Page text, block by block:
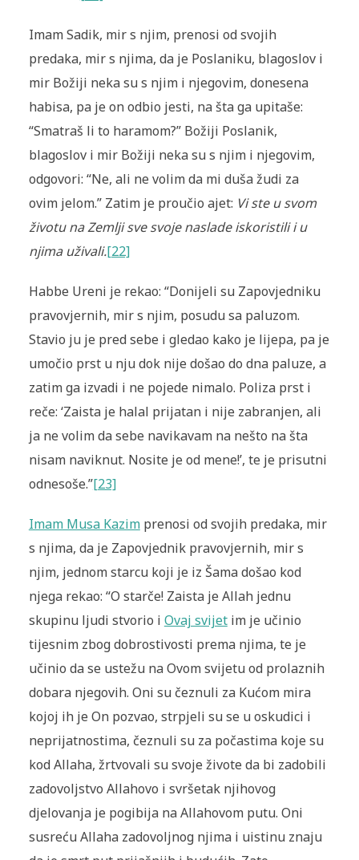
Imam Sadik, mir s njim, prenosi od svojih
predaka, mir s njima, da je Poslaniku, blagoslov i
mir Božiji neka su s njim i njegovim, donesena
habisa, pa je on odbio jesti, na šta ga upitaše:
“Smatraš li to haramom?” Božiji Poslanik,
blagoslov i mir Božiji neka su s njim i njegovim,
odgovori: “Ne, ali ne volim da mi duša žudi za
ovim jelom.” Zatim je proučio ajet: Vi ste u svom
životu na Zemlji sve svoje naslade iskoristili i u
njima uživali.[22]
Habbe Ureni je rekao: “Donijeli su Zapovjedniku
pravovjernih, mir s njim, posudu sa paluzom.
Stavio ju je pred sebe i gledao kako je lijepa, pa je
umočio prst u nju dok nije došao do dna paluze, a
zatim ga izvadi i ne pojede nimalo. Poliza prst i
reče: ‘Zaista je halal prijatan i nije zabranjen, ali
ja ne volim da sebe navikavam na nešto na šta
nisam naviknut. Nosite je od mene!’, te je prisutni
odnesoše.”[23]
Imam Musa Kazimprenosi od svojih predaka, mir
s njima, da je Zapovjednik pravovjernih, mir s
njim, jednom starcu koji je iz Šama došao kod
njega rekao: “O starče! Zaista je Allah jednu
skupinu ljudi stvorio i Ovaj svijetim je učinio
tijesnim zbog dobrostivosti prema njima, te je
učinio da se ustežu na Ovom svijetu od prolaznih
dobara njegovih. Oni su čeznuli za Kućom mira
kojoj ih je On pozvao, strpjeli su se u oskudici i
neprijatnostima, čeznuli su za počastima koje su
kod Allaha, žrtvovali su svoje živote da bi zadobili
zadovoljstvo Allahovo i svršetak njihovog
djelovanja je pogibija na Allahovom putu. Oni
susreću Allaha zadovoljnog njima i uistinu znaju